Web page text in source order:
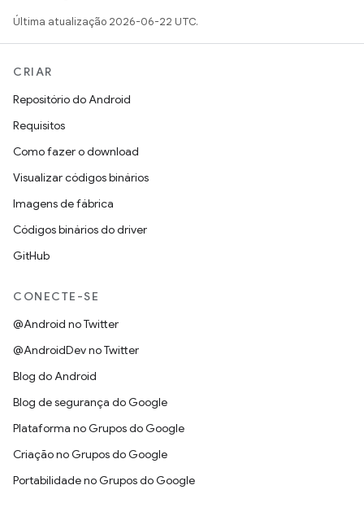
Última atualização 2026-06-22 UTC.
CRIAR
Repositório do Android
Requisitos
Como fazer o download
Visualizar códigos binários
Imagens de fábrica
Códigos binários do driver
GitHub
CONECTE-SE
@Android no Twitter
@AndroidDev no Twitter
Blog do Android
Blog de segurança do Google
Plataforma no Grupos do Google
Criação no Grupos do Google
Portabilidade no Grupos do Google